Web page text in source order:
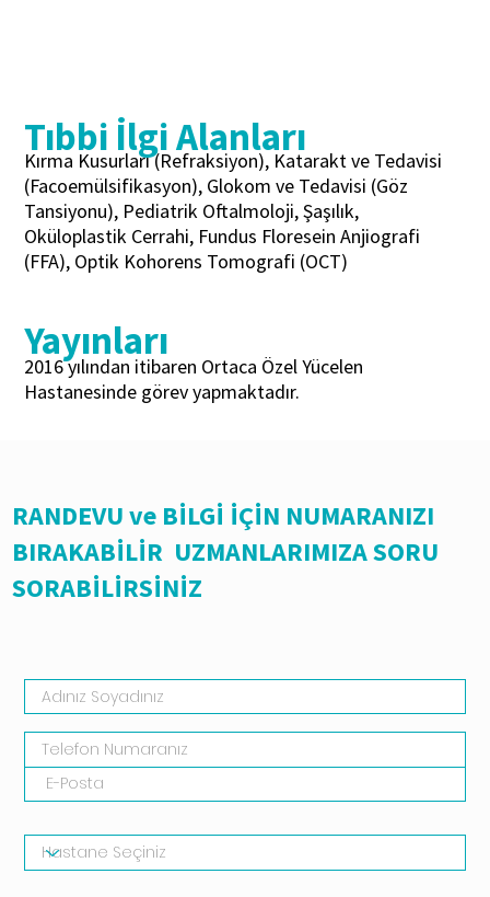
Tıbbi İlgi Alanları
Kırma Kusurları (Refraksiyon), Katarakt ve Tedavisi
(Facoemülsifikasyon), Glokom ve Tedavisi (Göz
Tansiyonu), Pediatrik Oftalmoloji, Şaşılık,
Oküloplastik Cerrahi, Fundus Floresein Anjiografi
(FFA), Optik Kohorens Tomografi (OCT)
Yayınları
2016 yılından itibaren Ortaca Özel Yücelen
Hastanesinde görev yapmaktadır.
RANDEVU ve BİLGİ İÇİN NUMARANIZI
BIRAKABİLİR UZMANLARIMIZA SORU
SORABİLİRSİNİZ